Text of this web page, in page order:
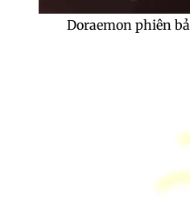
Doraemon phiên